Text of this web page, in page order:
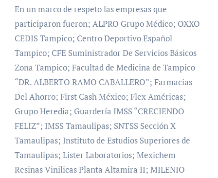
En un marco de respeto las empresas que
participaron fueron; ALPRO Grupo Médico; OXXO
CEDIS Tampico; Centro Deportivo Español
Tampico; CFE Suministrador De Servicios Básicos
Zona Tampico; Facultad de Medicina de Tampico
“DR. ALBERTO RAMO CABALLERO”; Farmacias
Del Ahorro; First Cash México; Flex Américas;
Grupo Heredia; Guardería IMSS “CRECIENDO
FELIZ”; IMSS Tamaulipas; SNTSS Sección X
Tamaulipas; Instituto de Estudios Superiores de
Tamaulipas; Lister Laboratorios; Mexichem
Resinas Vinilicas Planta Altamira II; MILENIO